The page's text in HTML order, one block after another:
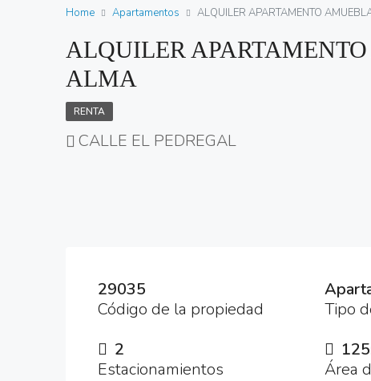
Home Apartamentos ALQUILER APARTAMENTO
ALQUILER
ALMA
RENTA
CALLE EL PEDREGAL
29035
Código de la propiedad
Tipo
2
Estacionamientos
Área